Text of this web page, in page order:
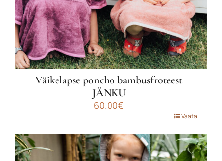
Väikelapse poncho bambusfroteest
JÄNKU
60.00€
on
mitu
Vaata